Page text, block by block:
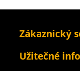
Zákaznický
Užitečné